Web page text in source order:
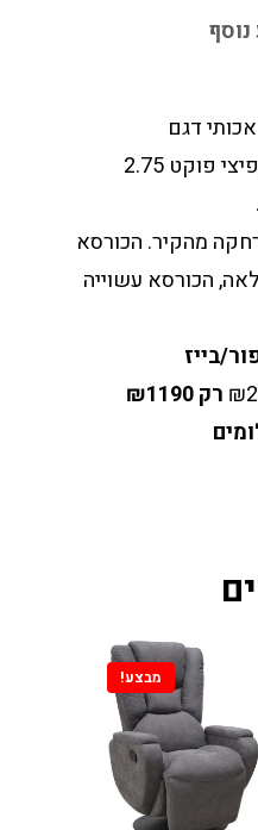
דגם
רויאל הכורסא כוללת קפיצי פוקט 2.75
מהקיר. הכורסא
הכורסא עשוייה
בייז
רק ₪1190
מבצע!